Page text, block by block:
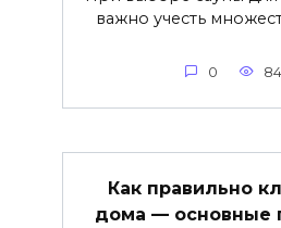
важно учесть
0 84
Как правильно
дома — основные